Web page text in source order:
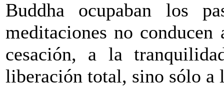
Buddha ocupaban los
meditaciones no
cesación, a la
liberación total, sino sólo a